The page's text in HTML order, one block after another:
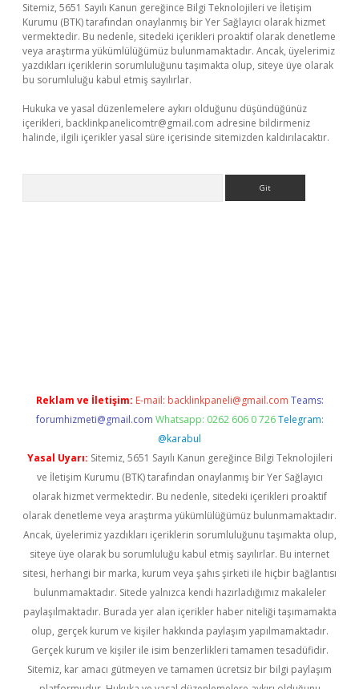
Sitemiz, 5651 Sayılı Kanun gereğince Bilgi Teknolojileri ve İletişim
Kurumu (BTK) tarafından onaylanmış bir Yer Sağlayıcı olarak hizmet
vermektedir. Bu nedenle, sitedeki içerikleri proaktif olarak denetleme
veya araştırma yükümlülüğümüz bulunmamaktadır. Ancak, üyelerimiz
yazdıkları içeriklerin sorumluluğunu taşımakta olup, siteye üye olarak
bu sorumluluğu kabul etmiş sayılırlar.
Hukuka ve yasal düzenlemelere aykırı olduğunu düşündüğünüz
içerikleri, backlinkpanelicomtr@gmail.com adresine bildirmeniz
halinde, ilgili içerikler yasal süre içerisinde sitemizden kaldırılacaktır.
Reklam ve İletişim: E-mail: backlinkpaneli@gmail.com Teams:
forumhizmeti@gmail.com Whatsapp: 0262 606 0 726 Telegram:
@karabul
Yasal Uyarı: Sitemiz, 5651 Sayılı Kanun gereğince Bilgi Teknolojileri
ve İletişim Kurumu (BTK) tarafından onaylanmış bir Yer Sağlayıcı
olarak hizmet vermektedir. Bu nedenle, sitedeki içerikleri proaktif
olarak denetleme veya araştırma yükümlülüğümüz bulunmamaktadır.
Ancak, üyelerimiz yazdıkları içeriklerin sorumluluğunu taşımakta olup,
siteye üye olarak bu sorumluluğu kabul etmiş sayılırlar. Bu internet
sitesi, herhangi bir marka, kurum veya şahıs şirketi ile hiçbir bağlantısı
bulunmamaktadır. Sitede yalnızca kendi hazırladığımız makaleler
paylaşılmaktadır. Burada yer alan içerikler haber niteliği taşımamakta
olup, gerçek kurum ve kişiler hakkında paylaşım yapılmamaktadır.
Gerçek kurum ve kişiler ile isim benzerlikleri tamamen tesadüfidir.
Sitemiz, kar amacı gütmeyen ve tamamen ücretsiz bir bilgi paylaşım